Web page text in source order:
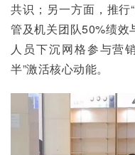
共识；另一方面，推行
管及机关团队50%绩效
人员下沉网格参与营
半”激活核心动能。